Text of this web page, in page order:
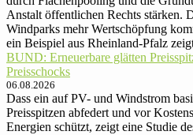
Anstalt öffentlichen Rechts stärken.
Windparks mehr Wertschöpfung
ein Beispiel aus Rheinland-Pfalz
BUND: Erneuerbare glätten
Preisschocks
06.08.2026
Dass ein auf PV- und Windstrom
Preisspitzen abfedert und vor
Energien schützt, zeigt eine Studie